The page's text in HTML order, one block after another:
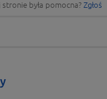
stronie była pomocna? Zgłoś